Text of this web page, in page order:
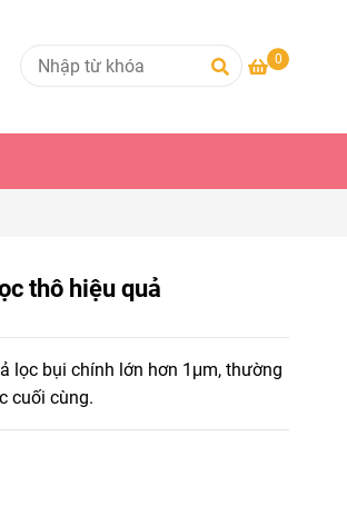
0
thô hiệu quả
lọc bụi chính lớn hơn 1μm, thường
cuối cùng.